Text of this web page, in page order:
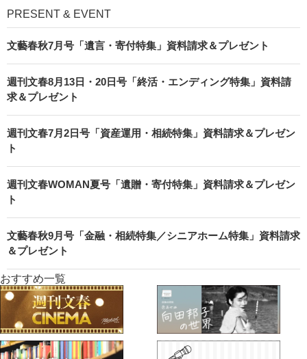
PRESENT & EVENT
文藝春秋7月号「遺言・寄付特集」資料請求＆プレゼント
週刊文春8月13日・20日号「終活・エンディング特集」資料請
求＆プレゼント
週刊文春7月2日号「資産運用・相続特集」資料請求＆プレゼン
ト
週刊文春WOMAN夏号「遺贈・寄付特集」資料請求＆プレゼン
ト
文藝春秋9月号「金融・相続特集／シニアホーム特集」資料請求
＆プレゼント
おすすめ一覧